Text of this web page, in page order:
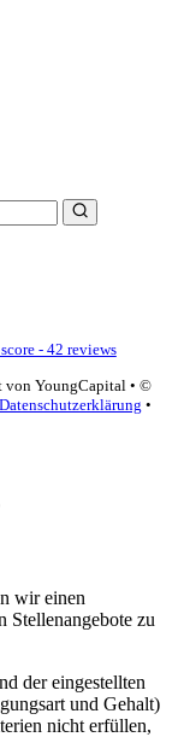
- 42 reviews
von YoungCapital • ©
Datenschutzerklärung •
wir einen
Stellenangebote zu
der eingestellten
und Gehalt)
nicht erfüllen,